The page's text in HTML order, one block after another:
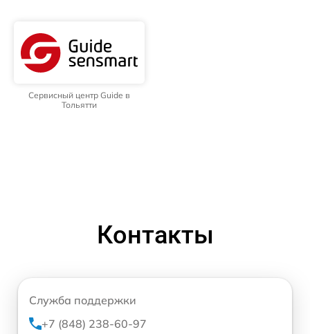
Сервисный центр Guide в
Тольятти
Контакты
Служба поддержки
+7 (848) 238-60-97